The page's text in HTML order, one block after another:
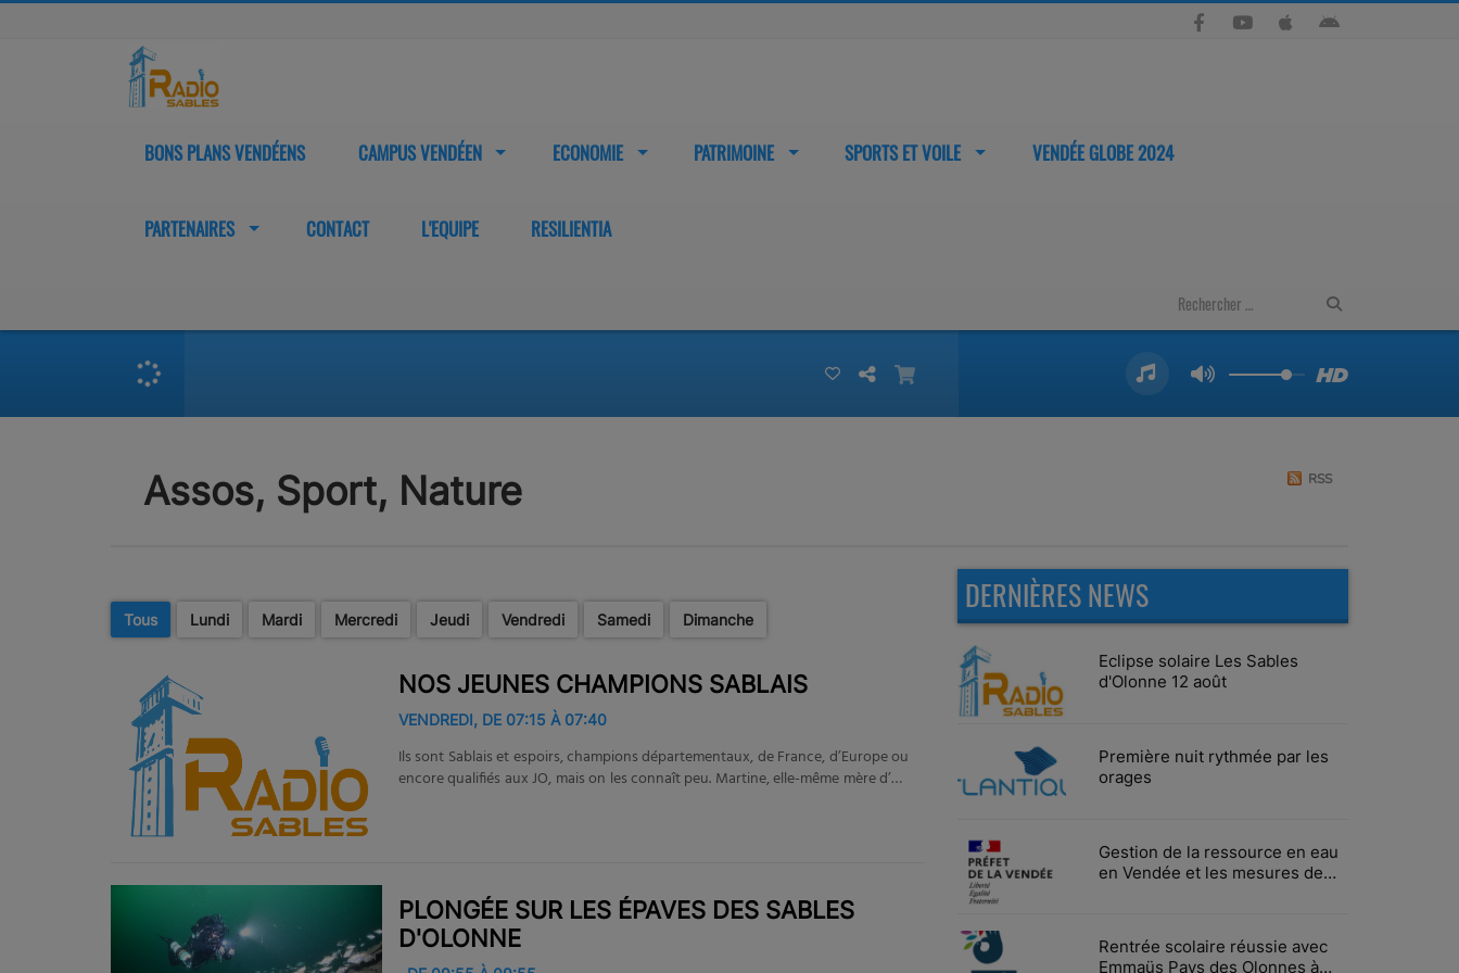
BONS PLANS VENDÉENS CAMPUS VENDÉEN ECONOMIE PATRIMOINE SPORTS ET VOILE VENDÉE GLOBE 2024
PARTENAIRES CONTACT L'EQUIPE RESILIENTIA
Assos, Sport, Nature RSS
Tous Lundi Mardi Mercredi Jeudi Vendredi Samedi Dimanche
NOS JEUNES CHAMPIONS SABLAIS
VENDREDI, DE 07:15 À 07:40
Ils sont Sablais et espoirs, champions départementaux, de France, d’Europe ou
encore qualifiés aux JO, mais on les connaît peu. Martine, elle-même mère d’un
PLONGÉE SUR LES ÉPAVES DES SABLES
D'OLONNE
DERNIÈRES NEWS
Eclipse solaire Les Sables
d'Olonne 12 août
Première nuit rythmée par les
orages
Gestion de la ressource en eau
en Vendée et les mesures de
Rentrée scolaire réussie avec
Emmaüs Pays des Olonnes à